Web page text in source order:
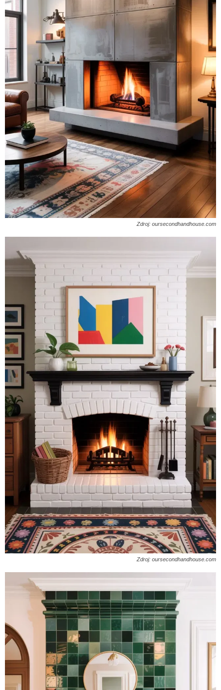
Zdroj: oursecondhandhouse.com
Zdroj: oursecondhandhouse.com